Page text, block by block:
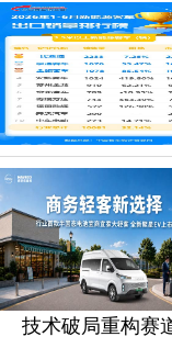
技术破局重构赛